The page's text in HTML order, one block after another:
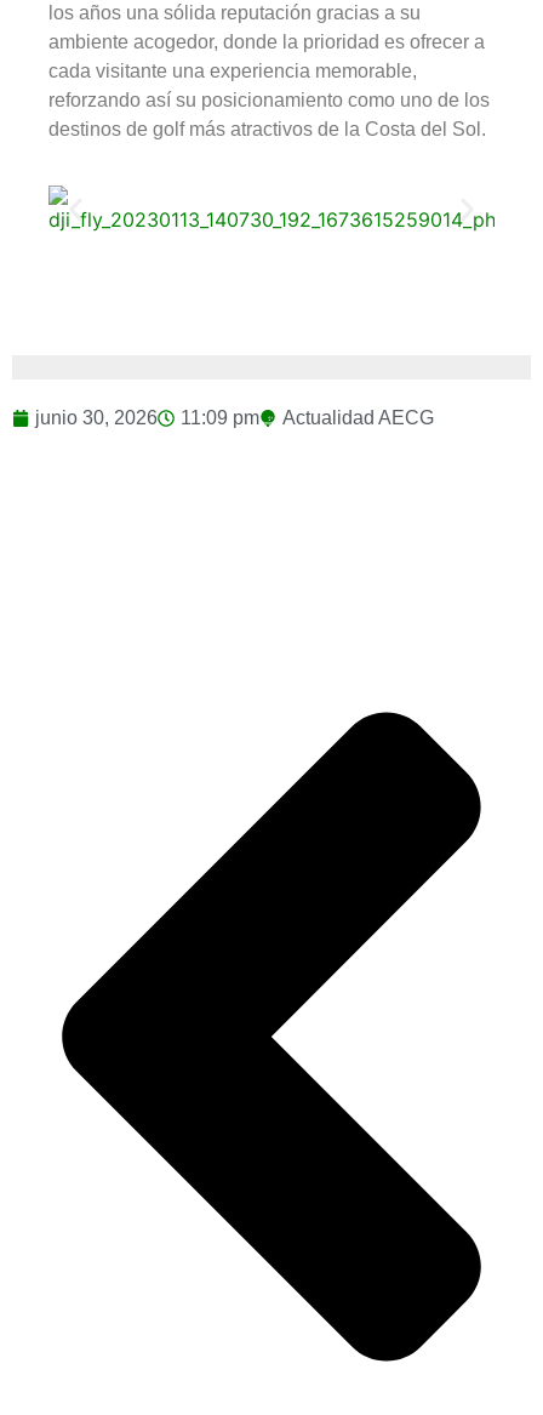
los años una sólida reputación gracias a su
ambiente acogedor, donde la prioridad es ofrecer a
cada visitante una experiencia memorable,
reforzando así su posicionamiento como uno de los
destinos de golf más atractivos de la Costa del Sol.
junio 30, 2026 11:09 pm Actualidad AECG